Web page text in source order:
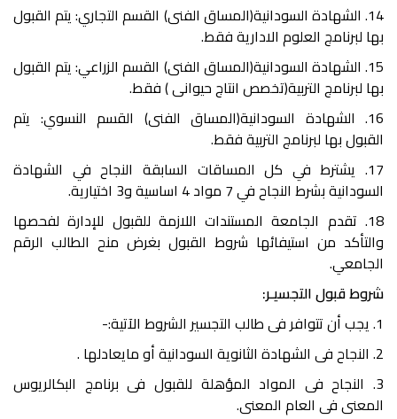
14. الشهادة السودانية(المساق الفنى) القسم التجاري: يتم القبول
بها لبرنامج العلوم الادارية فقط.
15. الشهادة السودانية(المساق الفنى) القسم الزراعي: يتم القبول
بها لبرنامج التربية(تخصص انتاج حيوانى ) فقط.
16. الشهادة السودانية(المساق الفنى) القسم النسوي: يتم
القبول بها لبرنامج التربية فقط.
17. يشترط في كل المساقات السابقة النجاح في الشهادة
السودانية بشرط النجاح في 7 مواد 4 اساسية و3 اختيارية.
18. تقدم الجامعة المستندات اللازمة للقبول للإدارة لفحصها
والتأكد من استيفائها شروط القبول بغرض منح الطالب الرقم
الجامعي.
شروط قبول التجسيـر:
1. يجب أن تتوافر فى طالب التجسير الشروط الآتية:-
2. النجاح فى الشهادة الثانوية السودانية أو مايعادلها .
3. النجاح فى المواد المؤهلة للقبول فى برنامج البكالريوس
المعنى فى العام المعنى.